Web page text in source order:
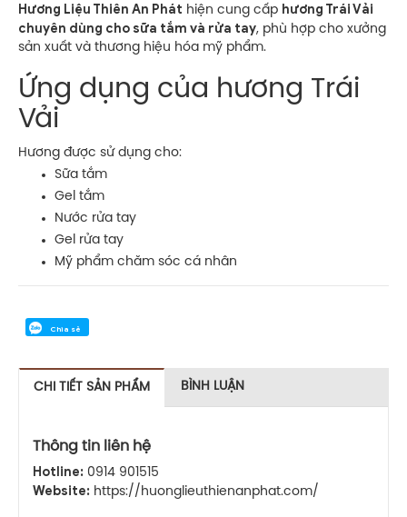
Hương Liệu Thiên An Phát hiện cung cấp hương Trái Vải
chuyên dùng cho sữa tắm và rửa tay, phù hợp cho xưởng
sản xuất và thương hiệu hóa mỹ phẩm.
Ứng dụng của hương Trái
Vải
Hương được sử dụng cho:
Sữa tắm
Gel tắm
Nước rửa tay
Gel rửa tay
Mỹ phẩm chăm sóc cá nhân
Chia sẻ
CHI TIẾT SẢN PHẨM BÌNH LUẬN
Thông tin liên hệ
Hotline: 0914 901515
Website: https://huonglieuthienanphat.com/